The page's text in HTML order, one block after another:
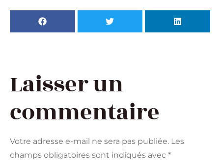
Laisser un
commentaire
Votre adresse e-mail ne sera pas publiée. Les
champs obligatoires sont indiqués avec *